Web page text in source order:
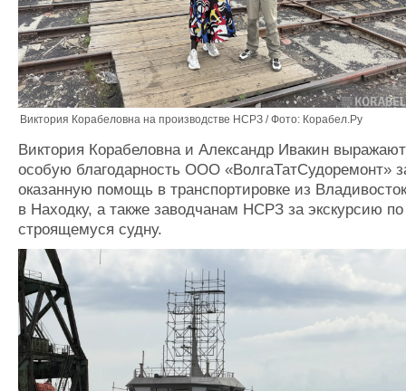
Виктория Корабеловна на производстве НСРЗ / Фото: Корабел.Ру
Виктория Корабеловна и Александр Ивакин выражают
особую благодарность ООО «ВолгаТатСудоремонт»
оказанную помощь в транспортировке из
в Находку, а также заводчанам НСРЗ за экскурсию по
строящемуся судну.